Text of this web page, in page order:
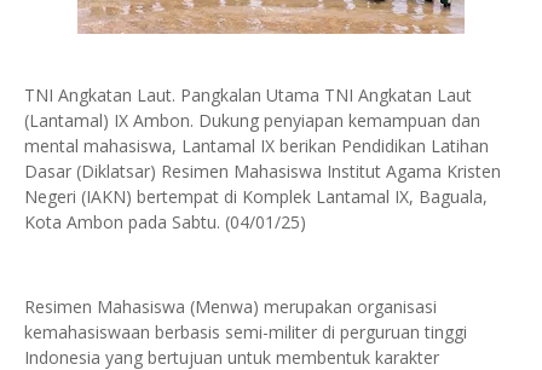
TNI Angkatan Laut. Pangkalan Utama TNI Angkatan Laut
(Lantamal) IX Ambon. Dukung penyiapan kemampuan dan
mental mahasiswa, Lantamal IX berikan Pendidikan Latihan
Dasar (Diklatsar) Resimen Mahasiswa Institut Agama Kristen
Negeri (IAKN) bertempat di Komplek Lantamal IX, Baguala,
Kota Ambon pada Sabtu. (04/01/25)
Resimen Mahasiswa (Menwa) merupakan organisasi
kemahasiswaan berbasis semi-militer di perguruan tinggi
Indonesia yang bertujuan untuk membentuk karakter